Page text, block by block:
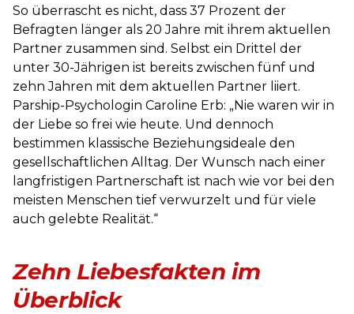
So überrascht es nicht, dass 37 Prozent der
Befragten länger als 20 Jahre mit ihrem aktuellen
Partner zusammen sind. Selbst ein Drittel der
unter 30-Jährigen ist bereits zwischen fünf und
zehn Jahren mit dem aktuellen Partner liiert.
Parship-Psychologin Caroline Erb: „Nie waren wir in
der Liebe so frei wie heute. Und dennoch
bestimmen klassische Beziehungsideale den
gesellschaftlichen Alltag. Der Wunsch nach einer
langfristigen Partnerschaft ist nach wie vor bei den
meisten Menschen tief verwurzelt und für viele
auch gelebte Realität.“
Zehn Liebesfakten im
Überblick